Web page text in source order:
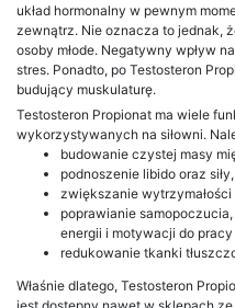
układ hormonalny w pewnym
zewnątrz. Nie oznacza to jednak,
osoby młode. Negatywny wpływ
stres. Ponadto, po Testosteron
budujący muskulaturę.
Testosteron Propionat ma wiele
wykorzystywanych na siłowni.
budowanie czystej masy
podnoszenie libido oraz siły,
zwiększanie wytrzymałości
poprawianie
energii i motywacji do
redukowanie tkanki
Właśnie dlatego, Testosteron